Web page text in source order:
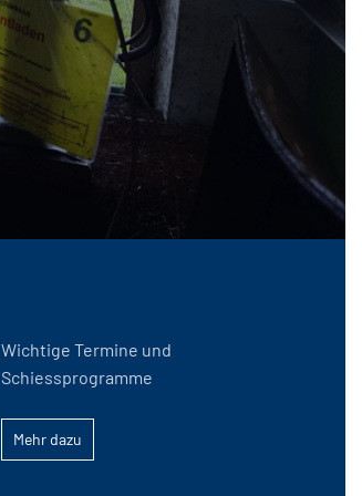
Wichtige Termine und
Schiessprogramme
Mehr dazu